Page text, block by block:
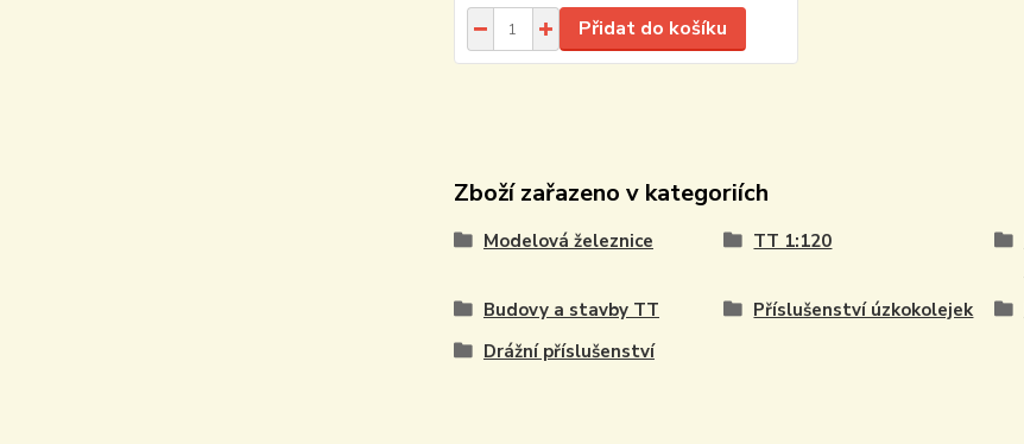
Přidat do košíku
Zboží zařazeno v kategoriích
Modelová železnice TT 1:120
Budovy a stavby TT
Příslušenství úzkokolejek
Drážní příslušenství